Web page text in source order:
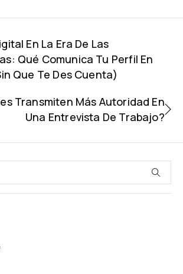
En La Era De Las
Qué Comunica Tu Perfil En
Que Te Des Cuenta)
Transmiten Más Autoridad En
Una Entrevista De Trabajo?